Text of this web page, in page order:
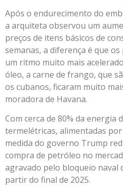
Após o endurecimento do
a arquiteta observou um
preços de itens básicos de
semanas, a diferença é que
um ritmo muito mais
óleo, a carne de frango, que
os cubanos, ficaram muito
moradora de Havana.
Com cerca de 80% da energia
termelétricas, alimentadas
medida do governo Trump
compra de petróleo no
agravado pelo bloqueio naval
partir do final de 2025.